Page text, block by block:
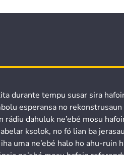
durante tempu susar sira
esperansa no
rádiu dahuluk ne’ebé mosu
ksolok, no fó lian ba
uma ne’ebé halo ho ahu-ruin